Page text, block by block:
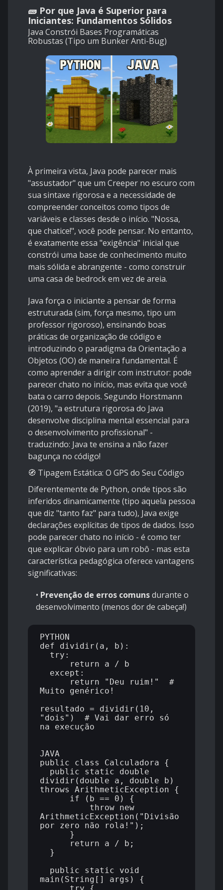
🧱 Por que Java é Superior para
Iniciantes: Fundamentos Sólidos
Java Constrói Bases Programáticas
Robustas (Tipo um Bunker Anti-Bug)
À primeira vista, Java pode parecer mais
"assustador" que um Creeper no escuro com
sua sintaxe rigorosa e a necessidade de
compreender conceitos como tipos de
variáveis e classes desde o início. "Nossa,
que chatice!", você pode pensar. No entanto,
é exatamente essa "exigência" inicial que
constrói uma base de conhecimento muito
mais sólida e abrangente - como construir
uma casa de bedrock em vez de areia.
Java força o iniciante a pensar de forma
estruturada (sim, força mesmo, tipo um
professor rigoroso), ensinando boas
práticas de organização de código e
introduzindo o paradigma da Orientação a
Objetos (OO) de maneira fundamental. É
como aprender a dirigir com instrutor: pode
parecer chato no início, mas evita que você
bata o carro depois. Segundo Horstmann
(2019), "a estrutura rigorosa do Java
desenvolve disciplina mental essencial para
o desenvolvimento profissional" -
traduzindo: Java te ensina a não fazer
bagunça no código!
🧭 Tipagem Estática: O GPS do Seu Código
Diferentemente de Python, onde tipos são
inferidos dinamicamente (tipo aquela pessoa
que diz "tanto faz" para tudo), Java exige
declarações explícitas de tipos de dados. Isso
pode parecer chato no início - é como ter
que explicar óbvio para um robô - mas esta
característica pedagógica oferece vantagens
significativas:
• Prevenção de erros comunsdurante o
desenvolvimento (menos dor de cabeça!)
PYTHON
def dividir(a, b):
Muito genérico!
resultado = dividir(10,
"dois")  # Vai dar erro só
na execução
JAVA
public class Calculadora {
public static double
dividir(double a, double b)
throws ArithmeticException {
if (b == 0) {
throw new
ArithmeticException("Divisão
por zero não rola!");
}
return a / b;
}
public static void
main(String[] args) {